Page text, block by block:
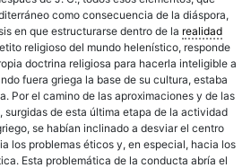
como consecuencia de la diáspora,
en que estructurarse dentro de la realidad
religioso del mundo helenístico, responde
doctrina religiosa para hacerla inteligible a
fuera griega la base de su cultura, estaba
Por el camino de las aproximaciones y de las
de esta última etapa de la actividad
se habían inclinado a desviar el centro
los problemas éticos y, en especial, hacia los
Esta problemática de la conducta abría el